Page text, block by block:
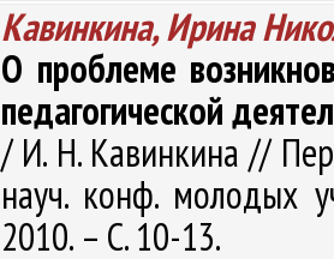
Кавинкина, Ирина
О проблеме
педагогической
/ И. Н. Кавинкина //
науч. конф. молодых
2010. – С. 10-13.